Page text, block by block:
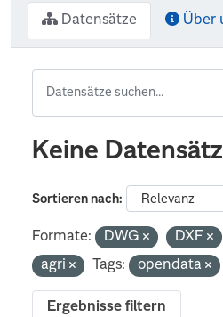
Datensätze Über
Keine
Sortieren nach
Formate: DWG DXF
agri
Tags: opendata
Ergebnisse filtern